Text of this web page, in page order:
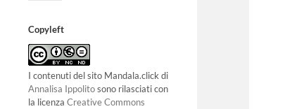
Copyleft
I contenuti del sito Mandala.click di
Annalisa Ippolitosono rilasciati con
la licenza Creative Commons